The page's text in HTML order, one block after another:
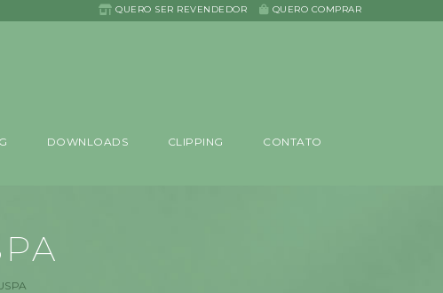
QUERO SER REVENDEDOR QUERO COMPRAR
DOWNLOADS CLIPPING CONTATO